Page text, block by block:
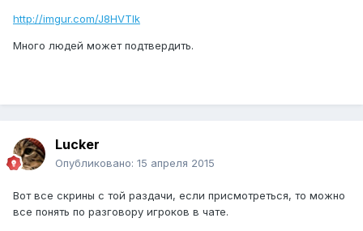
http://imgur.com/J8HVTlk
Много людей может подтвердить.
Lucker
Опубликовано: 15 апреля 2015
Вот все скрины с той раздачи, если присмотреться, то можно
все понять по разговору игроков в чате.